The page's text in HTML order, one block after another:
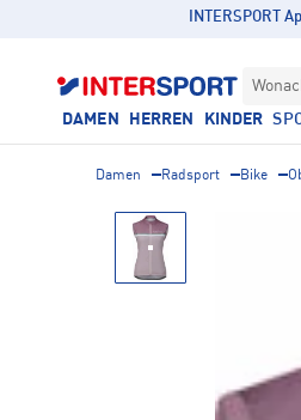
INTERSPORT
DAMEN HERREN KINDER
Damen Radsport Bike